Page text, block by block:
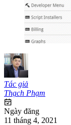
Tác giả
Thạch Phạm
Ngày đăng
11 tháng 4, 2021